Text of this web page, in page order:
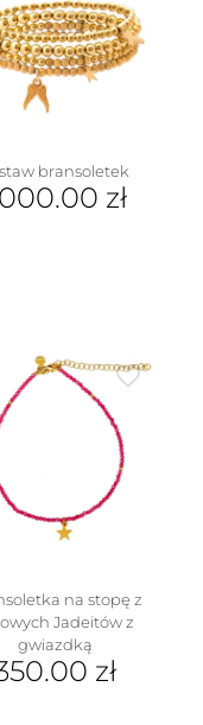
bransoletek
zł
na stopę z
Jadeitów z
gwiazdką
zł